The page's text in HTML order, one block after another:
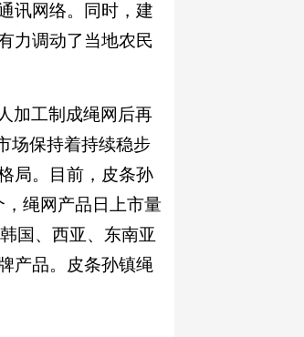
讯网络。同时，建
力调动了当地农民
加工制成绳网后再
场保持着持续稳步
局。目前，皮条孙
绳网产品日上市量
国、西亚、东南亚
产品。皮条孙镇绳